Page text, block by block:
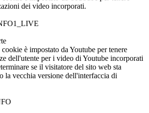
dei video incorporati.
cookie è impostato da Youtube per tenere
dell'utente per i video di Youtube incorporati
se il visitatore del sito web sta
la vecchia versione dell'interfaccia di